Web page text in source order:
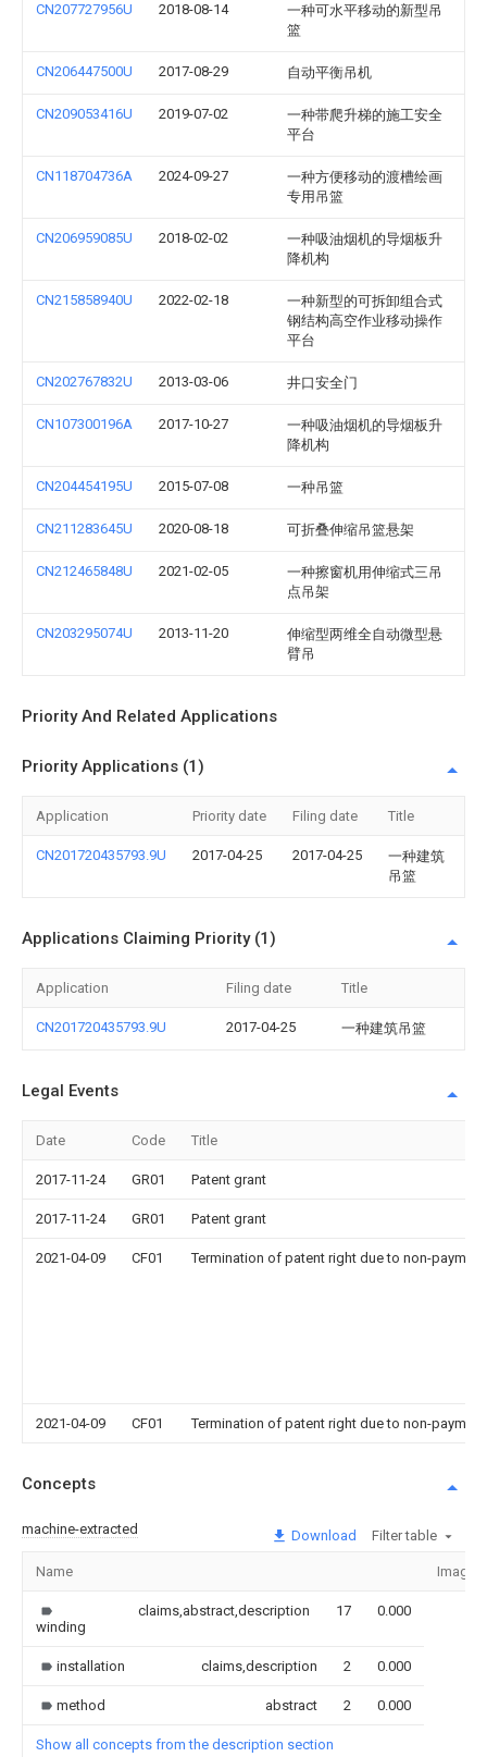
CN207727956U 2018-08-14
一种可水平移动的新型吊
篮
CN206447500U 2017-08-29 自动平衡吊机
CN209053416U 2019-07-02
一种带爬升梯的施工安全
平台
CN118704736A 2024-09-27
一种方便移动的渡槽绘画
专用吊篮
CN206959085U 2018-02-02
一种吸油烟机的导烟板升
降机构
CN215858940U 2022-02-18
一种新型的可拆卸组合式
钢结构高空作业移动操作
平台
CN202767832U 2013-03-06 井口安全门
CN107300196A 2017-10-27
一种吸油烟机的导烟板升
降机构
CN204454195U 2015-07-08 一种吊篮
CN211283645U 2020-08-18 可折叠伸缩吊篮悬架
CN212465848U 2021-02-05
一种擦窗机用伸缩式三吊
点吊架
CN203295074U 2013-11-20
伸缩型两维全自动微型悬
臂吊
Priority And Related Applications
Priority Applications (1)
Application Priority date Filing date Title
CN201720435793.9U 2017-04-25 2017-04-25
一种建筑
吊篮
Applications Claiming Priority (1)
Application Filing date Title
CN201720435793.9U 2017-04-25 一种建筑吊篮
Legal Events
Date Code Title
2017-11-24 GR01 Patent grant
2017-11-24 GR01 Patent grant
2021-04-09 CF01 Termination of patent right due to non-
2021-04-09 CF01 Termination of patent right due to non-
Concepts
machine-extracted Download Filter table
Name Image
winding
claims,abstract,description 17 0.000
installation claims,description 2 0.000
method abstract 2 0.000
Show all concepts from the description section